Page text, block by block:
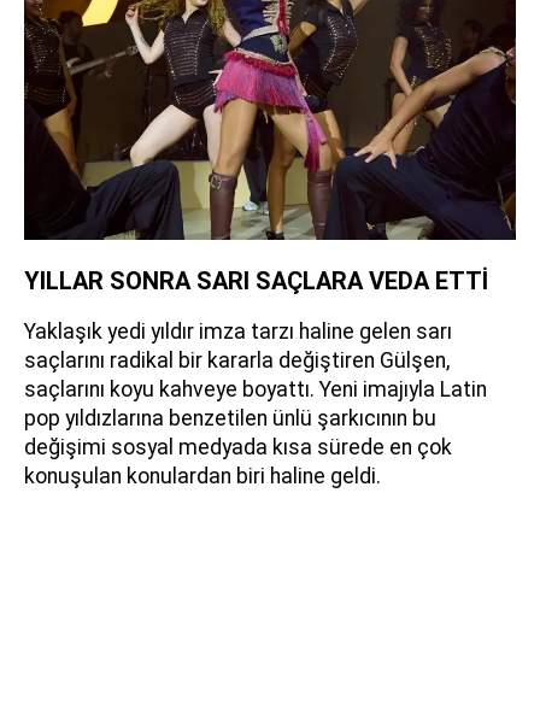
YILLAR SONRA SARI SAÇLARA VEDA ETTİ
Yaklaşık yedi yıldır imza tarzı haline gelen sarı
saçlarını radikal bir kararla değiştiren Gülşen,
saçlarını koyu kahveye boyattı. Yeni imajıyla Latin
pop yıldızlarına benzetilen ünlü şarkıcının bu
değişimi sosyal medyada kısa sürede en çok
konuşulan konulardan biri haline geldi.